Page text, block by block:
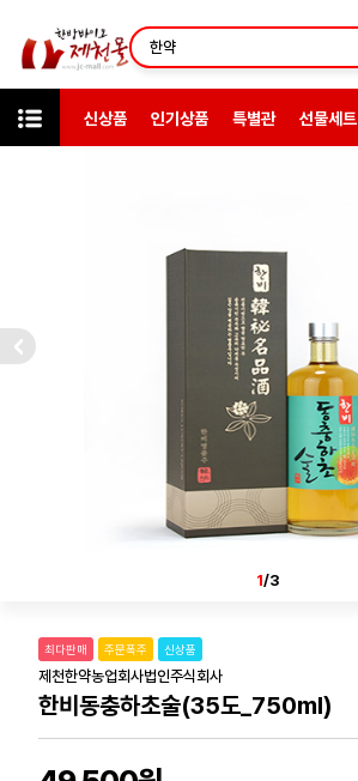
신상품 인기상품 특별관 선물세트
1/3
최다판매 주문폭주 신상품
제천한약농업회사법인주식회사
한비동충하초술(35도_750ml)